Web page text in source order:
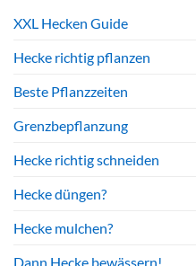
XXL Hecken Guide
Hecke richtig pflanzen
Beste Pflanzzeiten
Grenzbepflanzung
Hecke richtig schneiden
Hecke düngen?
Hecke mulchen?
Dann Hecke bewässern!